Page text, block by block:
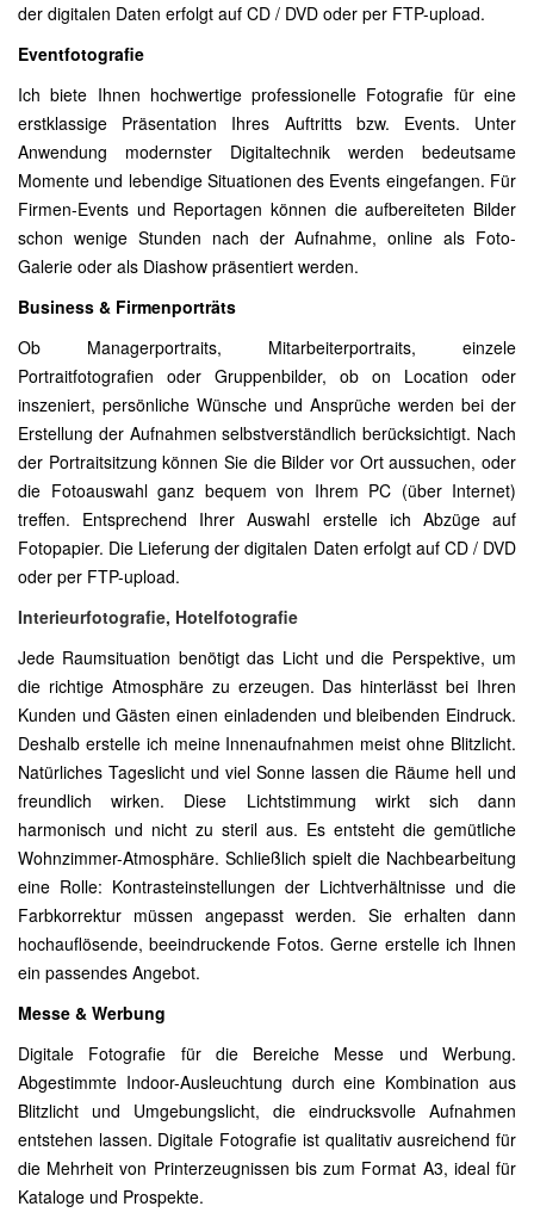
der digitalen Daten erfolgt auf CD / DVD oder per FTP-upload.
Eventfotografie
Ich biete Ihnen hochwertige professionelle Fotografie für eine
erstklassige Präsentation Ihres Auftritts bzw. Events. Unter
Anwendung modernster Digitaltechnik werden bedeutsame
Momente und lebendige Situationen des Events eingefangen. Für
Firmen-Events und Reportagen können die aufbereiteten Bilder
schon wenige Stunden nach der Aufnahme, online als Foto-
Galerie oder als Diashow präsentiert werden.
Business & Firmenporträts
Ob Managerportraits, Mitarbeiterportraits, einzele
Portraitfotografien oder Gruppenbilder, ob on Location oder
inszeniert, persönliche Wünsche und Ansprüche werden bei der
Erstellung der Aufnahmen selbstverständlich berücksichtigt. Nach
der Portraitsitzung können Sie die Bilder vor Ort aussuchen, oder
die Fotoauswahl ganz bequem von Ihrem PC (über Internet)
treffen. Entsprechend Ihrer Auswahl erstelle ich Abzüge auf
Fotopapier. Die Lieferung der digitalen Daten erfolgt auf CD / DVD
oder per FTP-upload.
Interieurfotografie, Hotelfotografie
Jede Raumsituation benötigt das Licht und die Perspektive, um
die richtige Atmosphäre zu erzeugen. Das hinterlässt bei Ihren
Kunden und Gästen einen einladenden und bleibenden Eindruck.
Deshalb erstelle ich meine Innenaufnahmen meist ohne Blitzlicht.
Natürliches Tageslicht und viel Sonne lassen die Räume hell und
freundlich wirken. Diese Lichtstimmung wirkt sich dann
harmonisch und nicht zu steril aus. Es entsteht die gemütliche
Wohnzimmer-Atmosphäre. Schließlich spielt die Nachbearbeitung
eine Rolle: Kontrasteinstellungen der Lichtverhältnisse und die
Farbkorrektur müssen angepasst werden. Sie erhalten dann
hochauflösende, beeindruckende Fotos. Gerne erstelle ich Ihnen
ein passendes Angebot.
Messe & Werbung
Digitale Fotografie für die Bereiche Messe und Werbung.
Abgestimmte Indoor-Ausleuchtung durch eine Kombination aus
Blitzlicht und Umgebungslicht, die eindrucksvolle Aufnahmen
entstehen lassen. Digitale Fotografie ist qualitativ ausreichend für
die Mehrheit von Printerzeugnissen bis zum Format A3, ideal für
Kataloge und Prospekte.